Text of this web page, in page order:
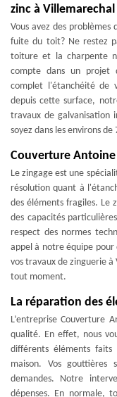
zinc à Villemarechal
Vous avez des problèmes
fuite du toit? Ne restez
toiture et la charpente
compte dans un projet
complet l'étanchéité de
depuis cette surface,
travaux de galvanisation
soyez dans les environs de
Couverture
Le zingage est une
résolution quant à
des éléments fragiles.
des capacités
respect des normes
appel à notre équipe pour
vos travaux de zinguerie à
tout moment.
La réparation des
L’entreprise Couverture
qualité. En effet, nous
différents éléments
maison. Vos gouttières
demandes. Notre
dépenses. En normale,